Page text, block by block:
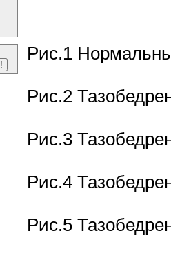
Рис.1
Рис.2
Рис.3
Рис.4
Рис.5